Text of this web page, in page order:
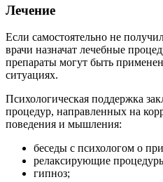
Лечение
Если самостоятельно не
врачи назначат лечебные
препараты могут быть
ситуациях.
Психологическая поддержка
процедур, направленных на
поведения и мышления:
беседы с психологом о
релаксирующие
гипноз;